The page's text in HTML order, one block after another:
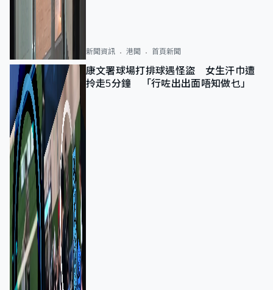
新聞資訊 港聞 首頁新聞
康文署球場打排球遇怪盜 女生汗巾遭
拎走5分鐘 「行咗出出面唔知做乜」